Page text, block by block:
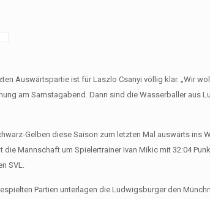
Auswärtspartie ist für Laszlo Csanyi völlig klar. „Wir
am Samstagabend. Dann sind die Wasserballer aus
Gelben diese Saison zum letzten Mal auswärts ins
die Mannschaft um Spielertrainer Ivan Mikic mit 32:04
SVL.
Partien unterlagen die Ludwigsburger den